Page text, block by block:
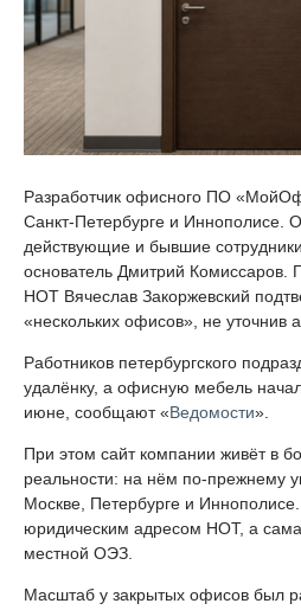
Разработчик офисного ПО
Санкт-Петербурге и Иннополисе.
действующие и бывшие
основатель Дмитрий Комиссаров.
НОТ Вячеслав Закоржевский
«нескольких офисов», не уточнив
Работников петербургского
удалёнку, а офисную мебель
июне, сообщают «Ведомости».
При этом сайт компании живёт в
реальности: на нём по-прежнему
Москве, Петербурге и
юридическим адресом НОТ, а
местной ОЭЗ.
Масштаб у закрытых офисов был